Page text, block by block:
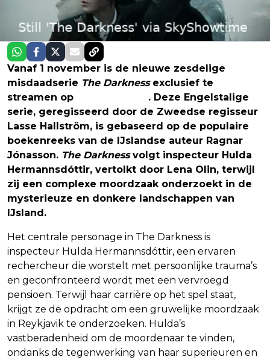
Vanaf 1 november is de nieuwe zesdelige
misdaadserie The Darknessexclusief te
streamen op
. Deze Engelstalige
serie, geregisseerd door de Zweedse regisseur
Lasse Hallström, is gebaseerd op de populaire
boekenreeks van de IJslandse auteur Ragnar
Jónasson. The Darknessvolgt inspecteur Hulda
Hermannsdóttir, vertolkt door Lena Olin, terwijl
zij een complexe moordzaak onderzoekt in de
mysterieuze en donkere landschappen van
IJsland.
Het centrale personage in The Darkness is
inspecteur Hulda Hermannsdóttir, een ervaren
rechercheur die worstelt met persoonlijke trauma’s
en geconfronteerd wordt met een vervroegd
pensioen. Terwijl haar carrière op het spel staat,
krijgt ze de opdracht om een gruwelijke moordzaak
in Reykjavik te onderzoeken. Hulda’s
vastberadenheid om de moordenaar te vinden,
ondanks de tegenwerking van haar superieuren en